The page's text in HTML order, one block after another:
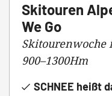
Skitouren
We Go
Skitourenwoche
900–1300Hm
SCHNEE heißt